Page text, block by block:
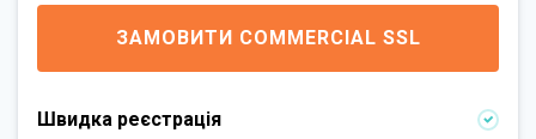
ЗАМОВИТИ COMMERCIAL SSL
Швидка реєстрація